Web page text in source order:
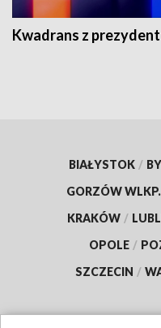
Kwadrans z
BIAŁYSTOK /
GORZÓW WLKP.
KRAKÓW /
OPOLE /
SZCZECIN /